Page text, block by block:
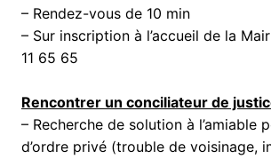
– Rendez-vous de 10 min
– Sur inscription à l’accueil de la
11 65 65
Rencontrer un conciliateur de
– Recherche de solution à l’amiable
d’ordre privé (trouble de voisinage,